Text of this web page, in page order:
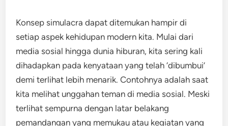
Konsep simulacra dapat ditemukan hampir di
setiap aspek kehidupan modern kita. Mulai dari
media sosial hingga dunia hiburan, kita sering kali
dihadapkan pada kenyataan yang telah ‘dibumbui’
demi terlihat lebih menarik. Contohnya adalah saat
kita melihat unggahan teman di media sosial. Meski
terlihat sempurna dengan latar belakang
pemandangan yang memukau atau kegiatan yang